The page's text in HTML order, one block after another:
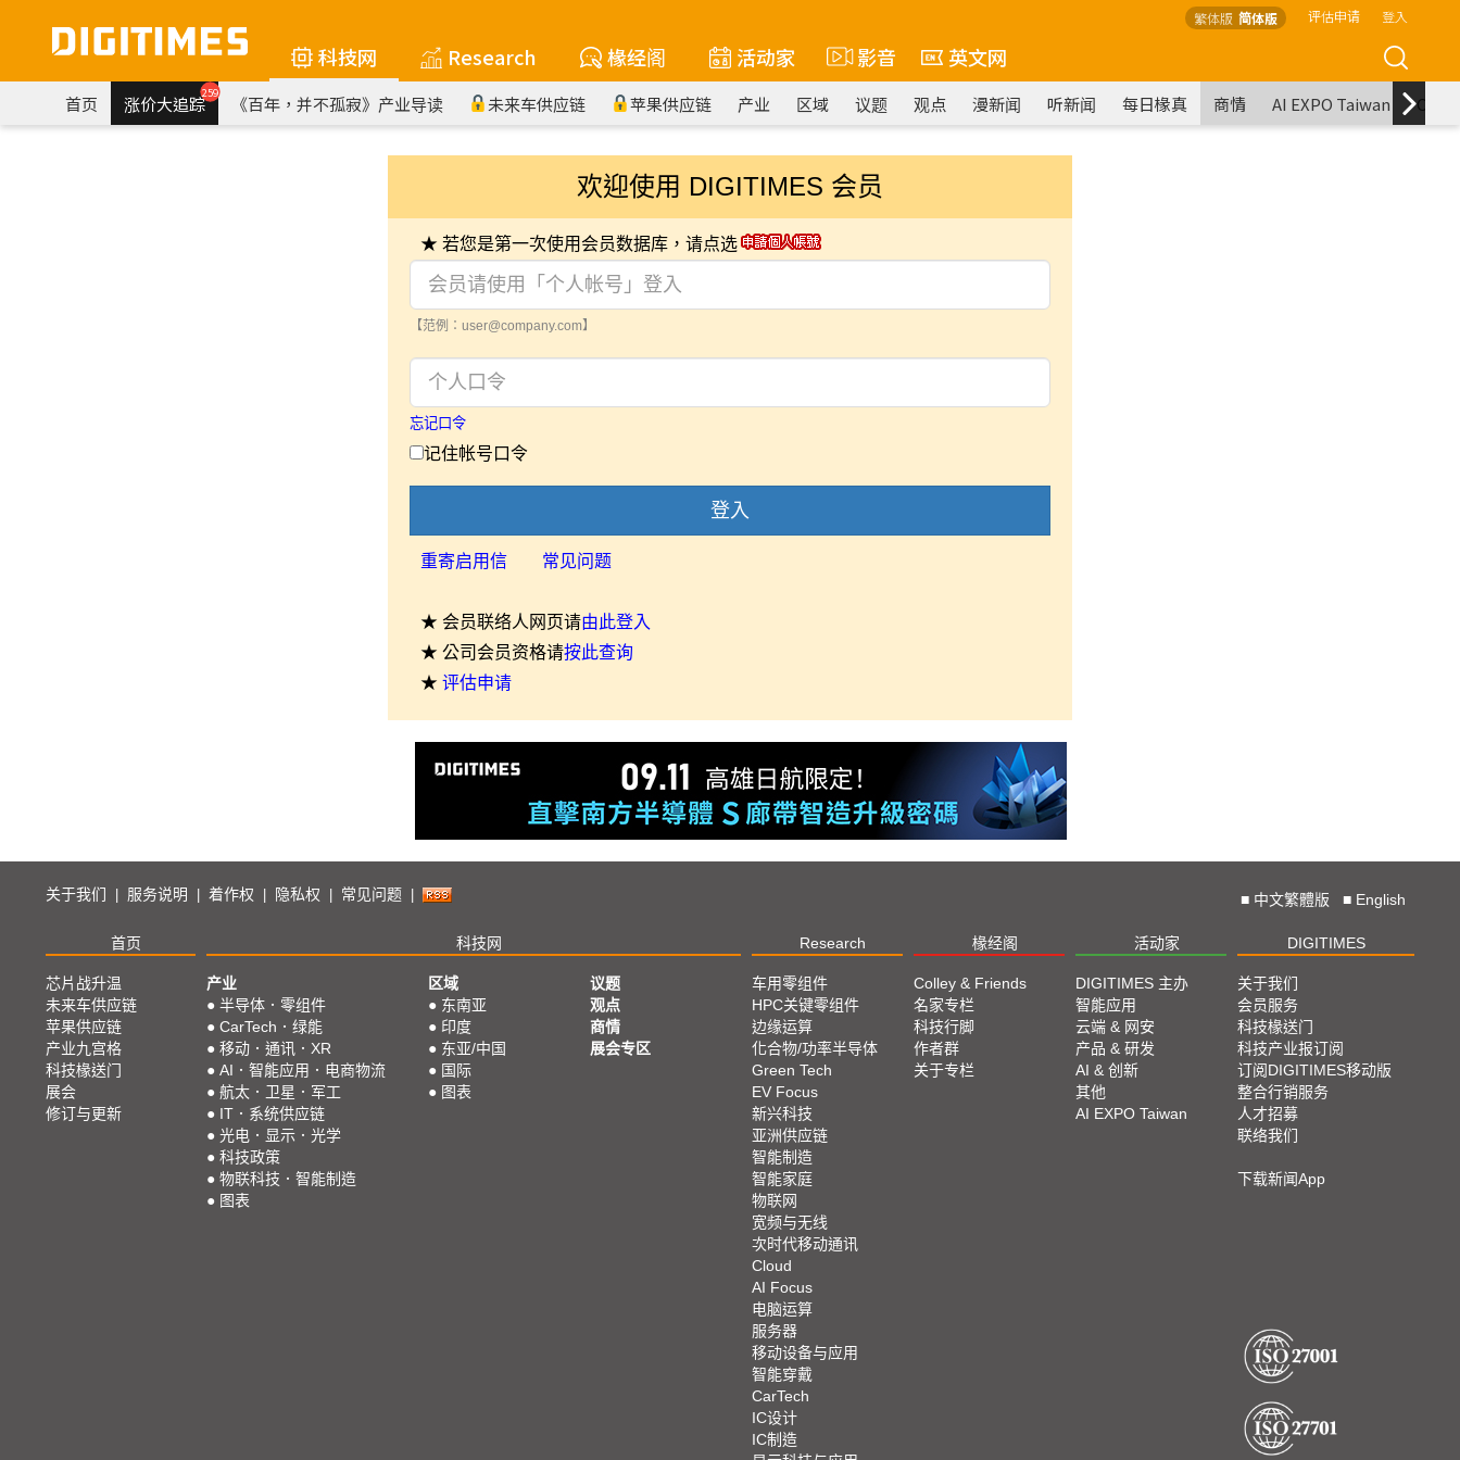
繁体版 简体版 评估申请 登入
科技网 Research 椽经阁 活动家 影音 英文网
首页 涨价大追踪259 《百年，并不孤寂》产业导读 未来车供应链 苹果供应链 产业 区域 议题 观点 漫新闻 听新闻 每日椽真 商情 AI EXPO Taiwan
欢迎使用 DIGITIMES 会员
★ 若您是第一次使用会员数据库，请点选
【范例：user@company.com】
忘记口令
记住帐号口令
登入
重寄启用信 常见问题
★ 会员联络人网页请由此登入
★ 公司会员资格请按此查询
★ 评估申请
关于我们 服务说明 着作权 隐私权 常见问题 ■ 中文繁體版 ■ English
首页 科技网 Research 椽经阁 活动家 DIGITIMES
芯片战升温
未来车供应链
苹果供应链
产业九宫格
科技椽送门
展会
修订与更新
产业
● 半导体．零组件
● CarTech．绿能
● 移动．通讯．XR
● AI．智能应用．电商物流
● 航太．卫星．军工
● IT．系统供应链
● 光电．显示．光学
● 科技政策
● 物联科技．智能制造
● 图表
区域
● 东南亚
● 印度
● 东亚/中国
● 国际
● 图表
议题
观点
商情
展会专区
车用零组件
HPC关键零组件
边缘运算
化合物/功率半导体
Green Tech
EV Focus
新兴科技
亚洲供应链
智能制造
智能家庭
物联网
宽频与无线
次时代移动通讯
Cloud
AI Focus
电脑运算
服务器
移动设备与应用
智能穿戴
CarTech
IC设计
IC制造
Colley & Friends
名家专栏
科技行脚
作者群
关于专栏
DIGITIMES 主办
智能应用
云端 & 网安
产品 & 研发
AI & 创新
其他
AI EXPO Taiwan
关于我们
会员服务
科技椽送门
科技产业报订阅
订阅DIGITIMES移动版
整合行销服务
人才招募
联络我们
下载新闻App